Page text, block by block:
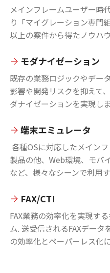
メインフレームユーザー時
り「マイグレーション専門
以上の案件から得たノウハ
モダナイゼーション
既存の業務ロジックやデー
影響や開発リスクを抑えて
ダナイゼーションを実現しま
端末エミュレータ
各種OSに対応したメイン
製品の他、Web環境、モバ
など、様々なシーンで利用
FAX/CTI
FAX業務の効率化を実現す
ム. 送受信されるFAXデータ
の効率化とペーパーレス化